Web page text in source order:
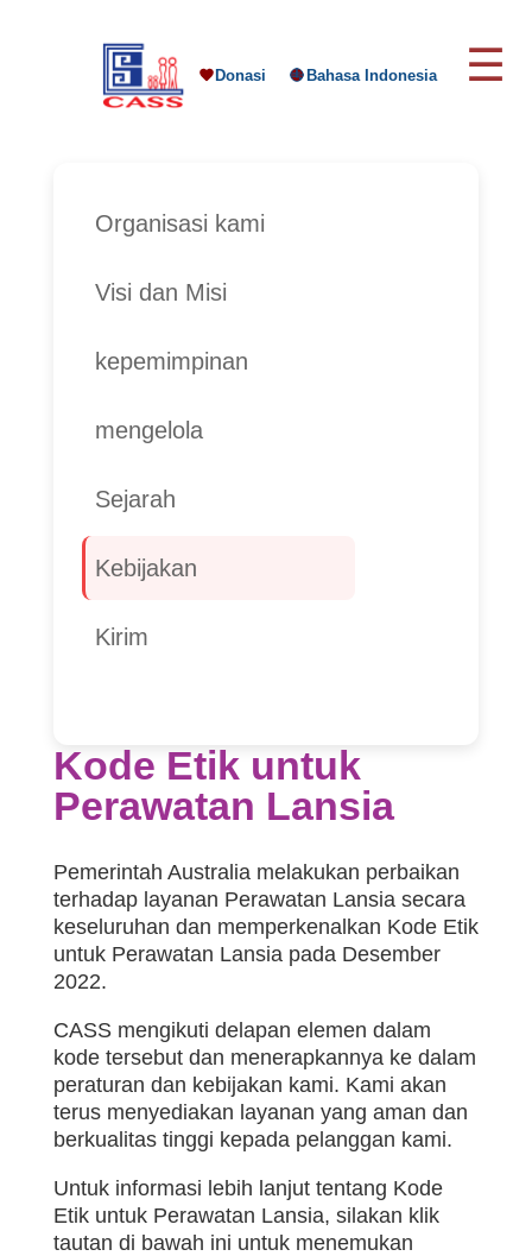
Donasi Bahasa Indonesia ☰
Organisasi kami
Visi dan Misi
kepemimpinan
mengelola
Sejarah
Kebijakan
Kirim
Kode Etik untuk
Perawatan Lansia
Pemerintah Australia melakukan perbaikan
terhadap layanan Perawatan Lansia secara
keseluruhan dan memperkenalkan Kode Etik
untuk Perawatan Lansia pada Desember
2022.
CASS mengikuti delapan elemen dalam
kode tersebut dan menerapkannya ke dalam
peraturan dan kebijakan kami. Kami akan
terus menyediakan layanan yang aman dan
berkualitas tinggi kepada pelanggan kami.
Untuk informasi lebih lanjut tentang Kode
Etik untuk Perawatan Lansia, silakan klik
tautan di bawah ini untuk menemukan